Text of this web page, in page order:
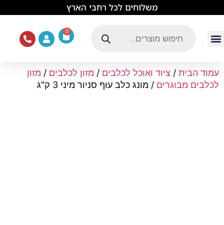
משלוחים לכל רחבי הארץ
0
עמוד הבית / ציוד ואוכל לכלבים / מזון לכלבים / מזון
לכלבים מבוגרים / מונג כלב עוף סניור מיני 3 ק"ג